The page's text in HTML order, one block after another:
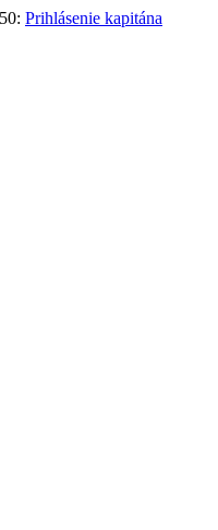
Prihlásenie kapitána